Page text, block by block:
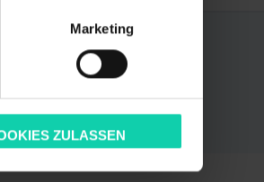
Marketing
ZULASSEN
ZURÜCK